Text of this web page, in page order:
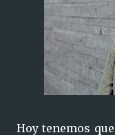
Hoy tenemos